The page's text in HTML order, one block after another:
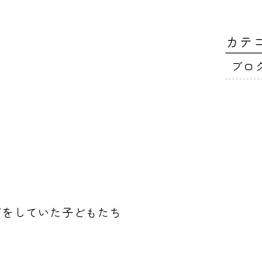
していた子どもたち
カテ
ブロ